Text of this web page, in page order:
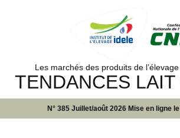
Les marchés des produits de
TENDANCES
N° 385 Juillet/août 2026 Mise en ligne